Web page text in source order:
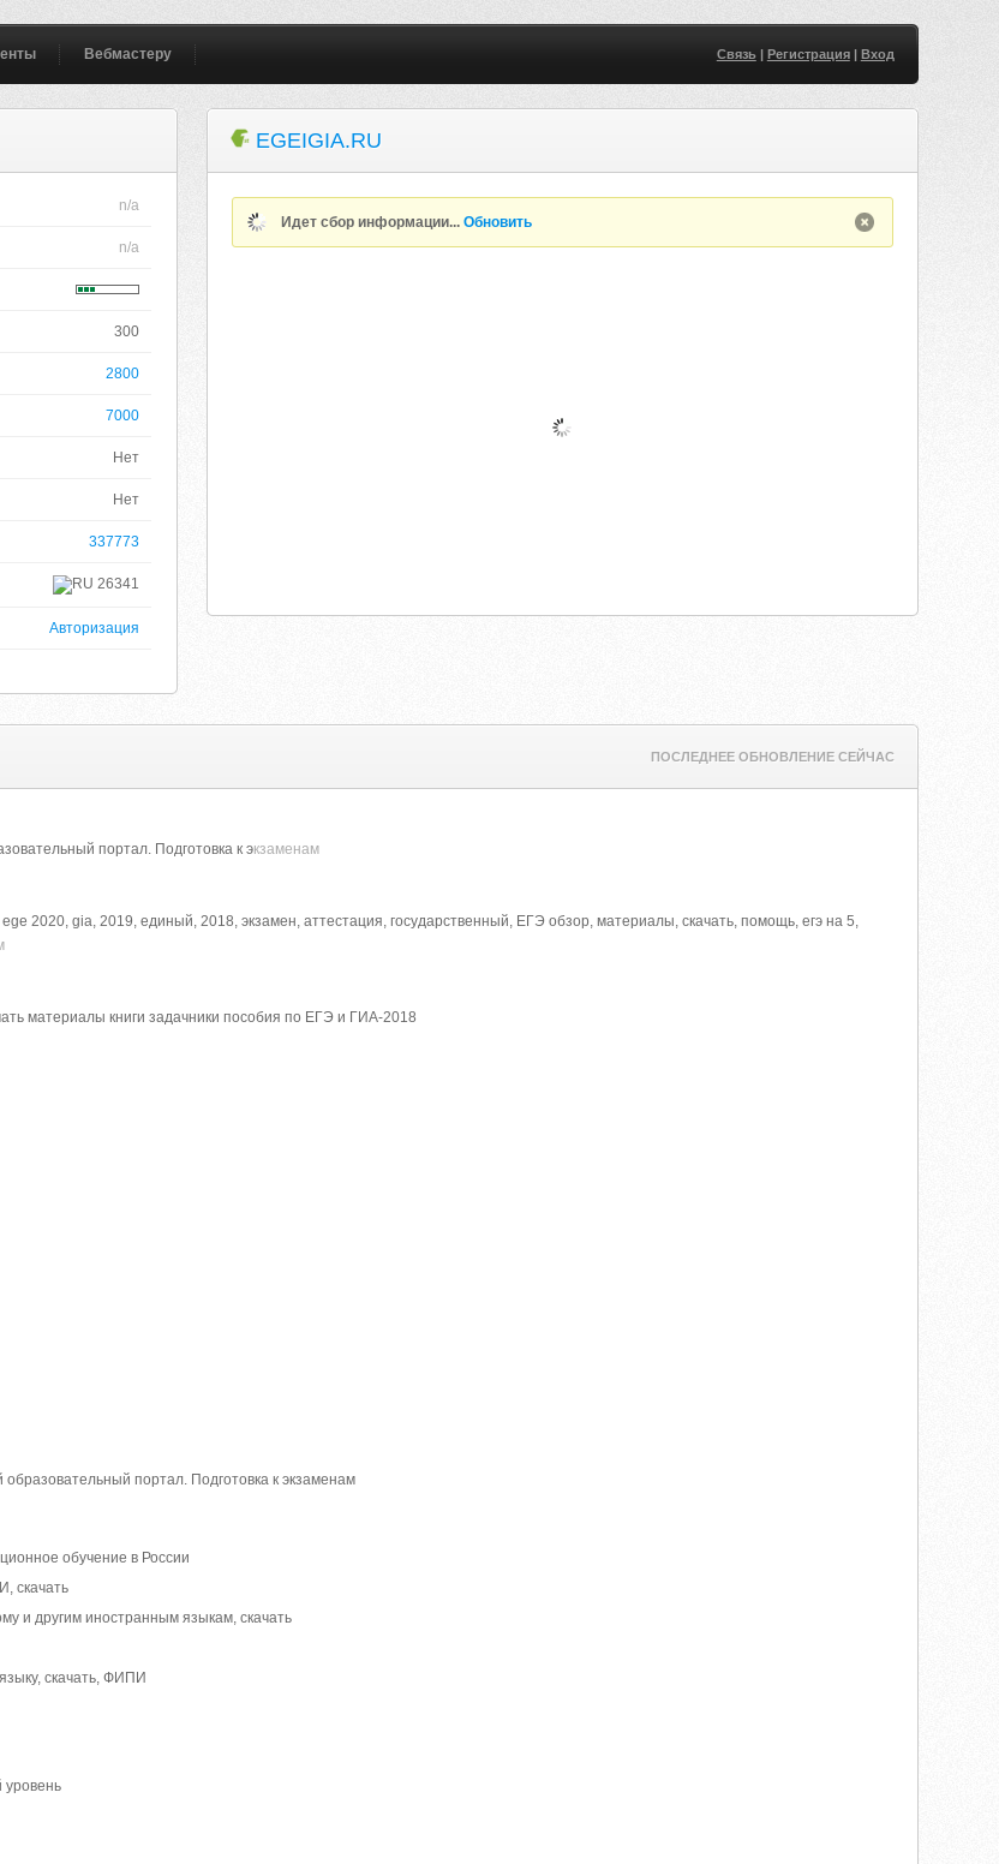
Вебмастеру Связь| Регистрация| Вход
n/a
n/a
300
2800
7000
Нет
Нет
337773
26341
Авторизация
EGEIGIA.RU
Идет сбор информации...Обновить
ПОСЛЕДНЕЕ ОБНОВЛЕНИЕ СЕЙЧАС
портал. Подготовка к экзаменам
2020, gia, 2019, единый, 2018, экзамен, аттестация, государственный, ЕГЭ обзор, материалы, скачать, помощь, егэ на 5,
материалы книги задачники пособия по ЕГЭ и ГИА-2018
портал. Подготовка к экзаменам
обучение в России
скачать
и другим иностранным языкам, скачать
скачать, ФИПИ